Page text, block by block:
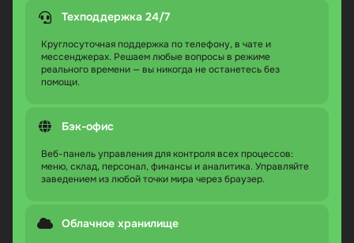
Техподдержка 24/7
Круглосуточная поддержка по телефону, в чате и
мессенджерах. Решаем любые вопросы в режиме
реального времени — вы никогда не останетесь без
помощи.
Бэк-офис
Веб-панель управления для контроля всех процессов:
меню, склад, персонал, финансы и аналитика. Управляйте
заведением из любой точки мира через браузер.
Облачное хранилище